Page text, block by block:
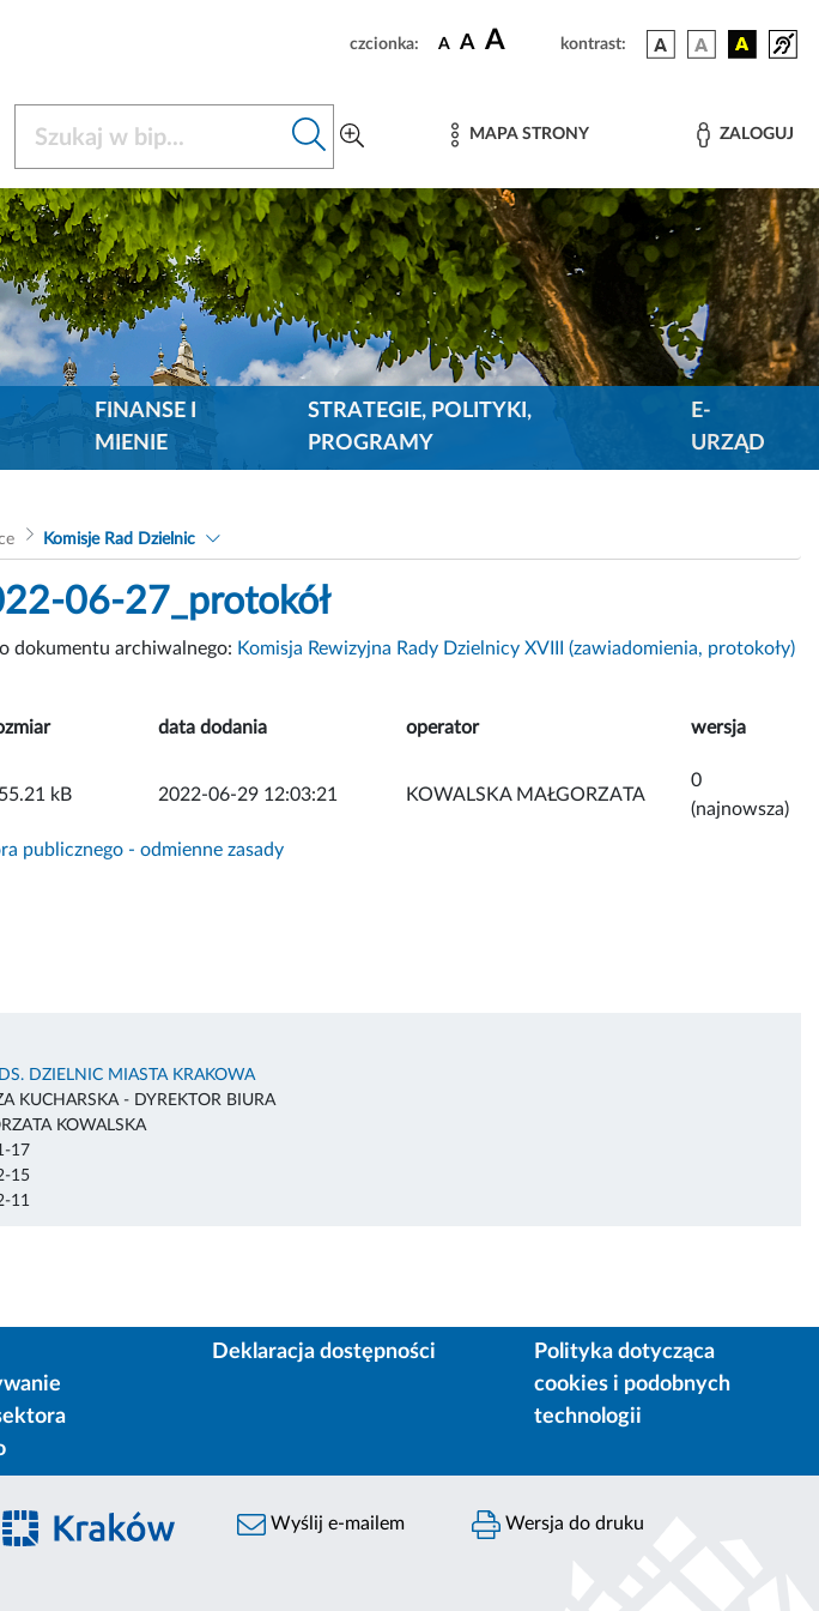
czcionka: A A A kontrast:
MAPA STRONY ZALOGUJ
FINANSE I
MIENIE
STRATEGIE, POLITYKI,
PROGRAMY
E-
URZĄD
Komisje Rad Dzielnic
06-27_protokół
dokumentu archiwalnego: Komisja Rewizyjna Rady Dzielnicy XVIII (zawiadomienia, protokoły)
data dodania operator wersja
kB 2022-06-29 12:03:21 KOWALSKA MAŁGORZATA
0
(najnowsza)
publicznego - odmienne zasady
DZIELNIC MIASTA KRAKOWA
KUCHARSKA - DYREKTOR BIURA
KOWALSKA
17
15
11
Deklaracja dostępności
Polityka dotycząca
cookies i podobnych
technologii
Wyślij e-mailem Wersja do druku